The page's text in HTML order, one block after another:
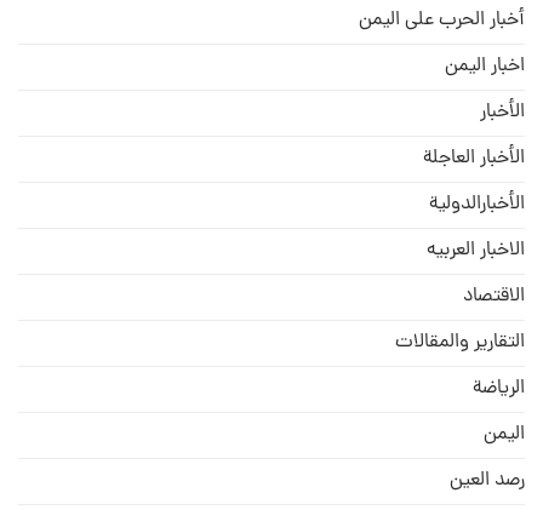
أخبار الحرب على اليمن
اخبار اليمن
الأخبار
الأخبار العاجلة
الأخبارالدولية
الاخبار العربيه
الاقتصاد
التقارير والمقالات
الریاضة
الیمن
رصد العین